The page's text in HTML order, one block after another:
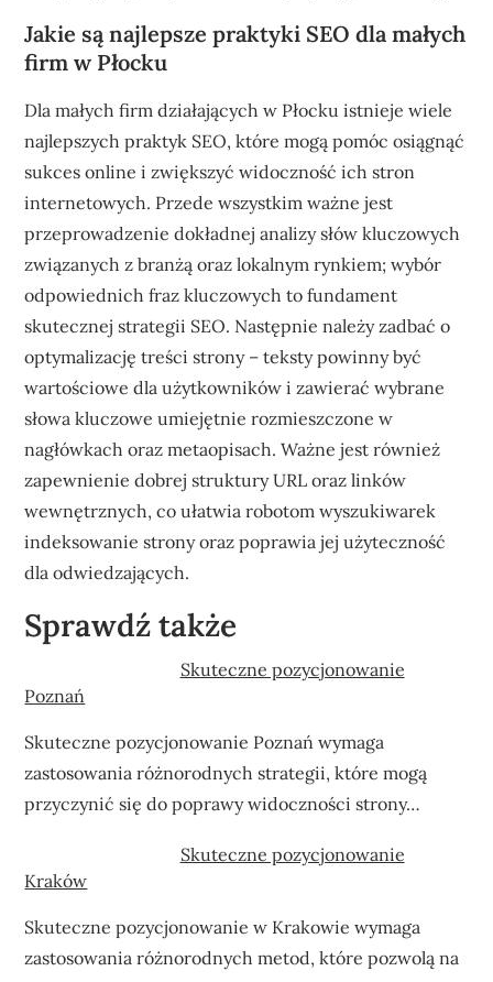
Jakie są najlepsze praktyki SEO dla małych
firm w Płocku
Dla małych firm działających w Płocku istnieje wiele
najlepszych praktyk SEO, które mogą pomóc osiągnąć
sukces online i zwiększyć widoczność ich stron
internetowych. Przede wszystkim ważne jest
przeprowadzenie dokładnej analizy słów kluczowych
związanych z branżą oraz lokalnym rynkiem; wybór
odpowiednich fraz kluczowych to fundament
skutecznej strategii SEO. Następnie należy zadbać o
optymalizację treści strony – teksty powinny być
wartościowe dla użytkowników i zawierać wybrane
słowa kluczowe umiejętnie rozmieszczone w
nagłówkach oraz metaopisach. Ważne jest również
zapewnienie dobrej struktury URL oraz linków
wewnętrznych, co ułatwia robotom wyszukiwarek
indeksowanie strony oraz poprawia jej użyteczność
dla odwiedzających.
Sprawdź także
Skuteczne pozycjonowanie
Poznań
Skuteczne pozycjonowanie Poznań wymaga
zastosowania różnorodnych strategii, które mogą
przyczynić się do poprawy widoczności strony…
Skuteczne pozycjonowanie
Kraków
Skuteczne pozycjonowanie w Krakowie wymaga
zastosowania różnorodnych metod, które pozwolą na